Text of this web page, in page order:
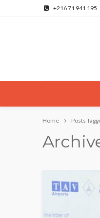
+216 71 941 195
Home Posts